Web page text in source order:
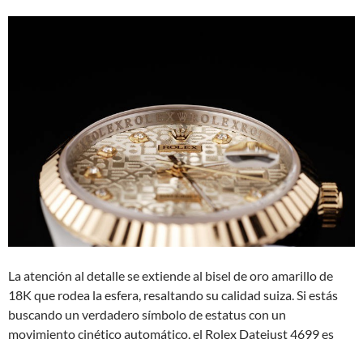
La atención al detalle se extiende al bisel de oro amarillo de
18K que rodea la esfera, resaltando su calidad suiza. Si estás
buscando un verdadero símbolo de estatus con un
movimiento cinético automático, el Rolex Datejust 4699 es